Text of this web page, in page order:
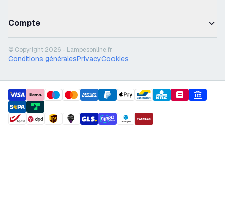
Compte
© Copyright 2026 - Lampesonline.fr
Conditions généralesPrivacyCookies
payment methods
shipment methods